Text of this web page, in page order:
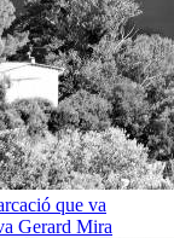
que va
Gerard Mira